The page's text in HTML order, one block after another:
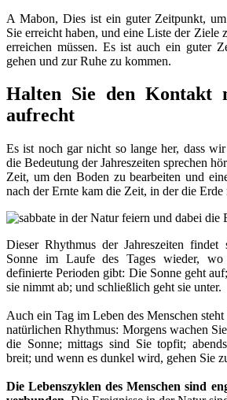
A Mabon, Dies ist ein guter Zeitpunkt,
Sie erreicht haben, und eine Liste der Ziele
erreichen müssen. Es ist auch ein guter
gehen und zur Ruhe zu kommen.
Halten Sie den Kontakt
aufrecht
Es ist noch gar nicht so lange her, dass
die Bedeutung der Jahreszeiten sprechen
Zeit, um den Boden zu bearbeiten und
nach der Ernte kam die Zeit, in der die Erde
Dieser Rhythmus der Jahreszeiten
Sonne im Laufe des Tages wieder,
definierte Perioden gibt: Die Sonne geht
sie nimmt ab; und schließlich geht sie unter.
Auch ein Tag im Leben des Menschen
natürlichen Rhythmus: Morgens wachen
die Sonne; mittags sind Sie topfit;
breit; und wenn es dunkel wird, gehen Sie
Die Lebenszyklen des Menschen sind